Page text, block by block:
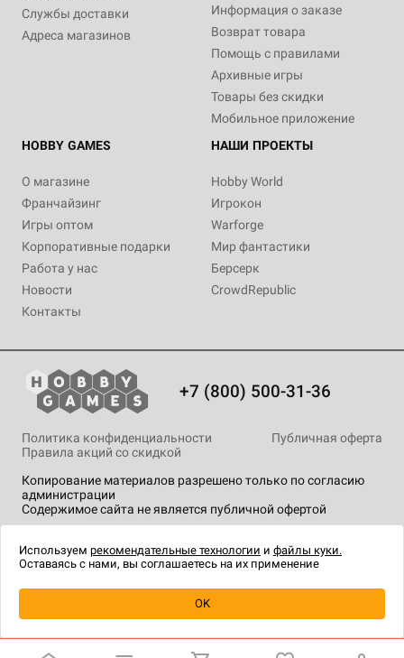
Службы доставки
Адреса магазинов
Информация о заказе
Возврат товара
Помощь с правилами
Архивные игры
Товары без скидки
Мобильное приложение
HOBBY GAMES
О магазине
Франчайзинг
Игры оптом
Корпоративные подарки
Работа у нас
Новости
Контакты
НАШИ ПРОЕКТЫ
Hobby World
Игрокон
Warforge
Мир фантастики
Берсерк
CrowdRepublic
+7 (800) 500-31-36
Копирование материалов разрешено только по согласию
администрации
Содержимое сайта не является публичной офертой
Политика конфиденциальности
Публичная оферта
Правила акций со скидкой
технологии .
Используем рекомендательные технологии и файлы куки.
Оставаясь с нами, вы соглашаетесь на их применение
OK